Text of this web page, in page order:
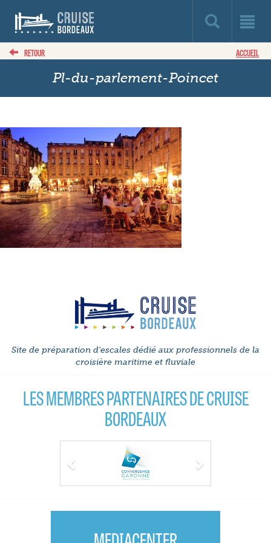
RETOUR ACCUEIL
Pl-du-parlement-Poincet
Site de préparation d'escales dédié aux professionnels de la
croisière maritime et fluviale
LES MEMBRES PARTENAIRES DE CRUISE
BORDEAUX